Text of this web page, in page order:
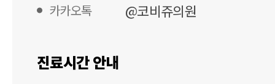
카카오톡 @코비쥬의원
진료시간 안내